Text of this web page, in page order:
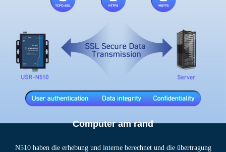
Computer am rand
N510 haben die erhebung und interne berechnet und die übertragung